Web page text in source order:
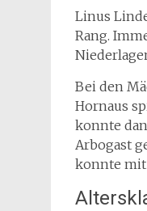
Linus
Rang.
Bei den
Hornaus
konnte
Arbogast
konnte mit